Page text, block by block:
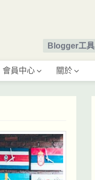
Blogger工具
會員中心 關於